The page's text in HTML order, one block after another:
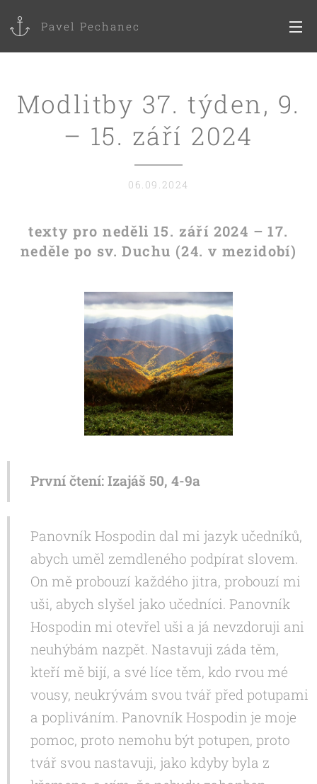
Pavel Pechanec
Modlitby 37. týden, 9.
– 15. září 2024
06.09.2024
texty pro neděli 15. září 2024 – 17.
neděle po sv. Duchu (24. v mezidobí)
První čtení: Izajáš 50, 4-9a
Panovník Hospodin dal mi jazyk učedníků,
abych uměl zemdleného podpírat slovem.
On mě probouzí každého jitra, probouzí mi
uši, abych slyšel jako učedníci. Panovník
Hospodin mi otevřel uši a já nevzdoruji ani
neuhýbám nazpět. Nastavuji záda těm,
kteří mě bijí, a své líce těm, kdo rvou mé
vousy, neukrývám svou tvář před potupami
a popliváním. Panovník Hospodin je moje
pomoc, proto nemohu být potupen, proto
tvář svou nastavuji, jako kdyby byla z